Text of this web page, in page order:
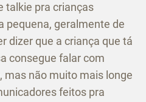
talkie pra crianças
pequena, geralmente de
dizer que a criança que tá
consegue falar com
mas não muito mais longe
feitos pra